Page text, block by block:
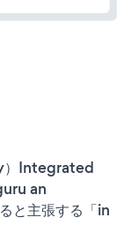
）Integrated
an
と主張する「in